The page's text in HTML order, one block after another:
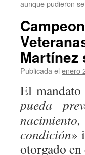
aunque pudieron
Martínez
Publicada el enero
El mandato
pueda
condición»
otorgado